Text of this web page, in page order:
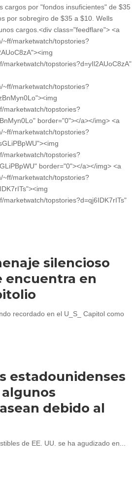
cargos por "fondos insuficientes" de $35
por sobregiro de $35 a $10. Wells
cargos.<div class="feedflare"> <a
~ff/marketwatch/topstories?
topstories?d=yIl2AUoC8zA"
~ff/marketwatch/topstories?
marketwatch/topstories?
border="0"></a></img> <a
~ff/marketwatch/topstories?
marketwatch/topstories?
border="0"></a></img> <a
~ff/marketwatch/topstories?
topstories?d=qj6IDK7rITs"
silencioso
encuentra en
recordado en el U_S_ Capitol como
estadounidenses
debido al
de EE. UU. se ha agudizado en...